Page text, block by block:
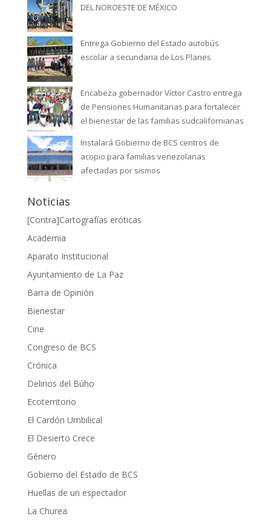
DEL NOROESTE DE MÉXICO
Entrega Gobierno del Estado autobús
escolar a secundaria de Los Planes
Encabeza gobernador Víctor Castro entrega
de Pensiones Humanitarias para fortalecer
el bienestar de las familias sudcalifornianas
Instalará Gobierno de BCS centros de
acopio para familias venezolanas
afectadas por sismos
Noticias
[Contra]Cartografías eróticas
Academia
Aparato Institucional
Ayuntamiento de La Paz
Barra de Opinión
Bienestar
Cine
Congreso de BCS
Crónica
Delirios del Búho
Ecoterritorio
El Cardón Umbilical
El Desierto Crece
Género
Gobierno del Estado de BCS
Huellas de un espectador
La Churea